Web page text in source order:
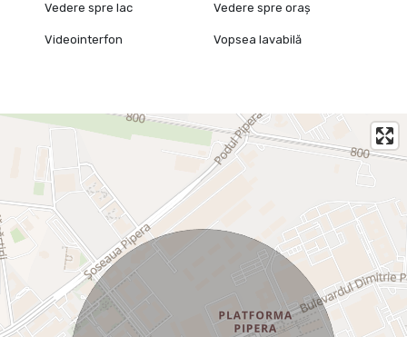
Vedere spre lac Vedere spre oraș
Videointerfon Vopsea lavabilă